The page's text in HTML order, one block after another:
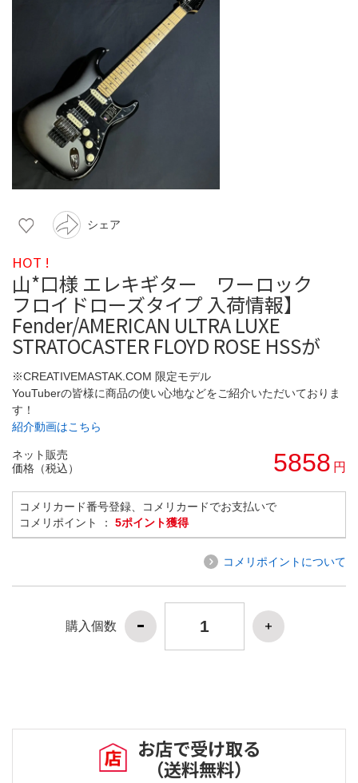
シェア
HOT !
山*口様 エレキギター ワーロック
フロイドローズタイプ 入荷情報】
Fender/AMERICAN ULTRA LUXE
STRATOCASTER FLOYD ROSE HSSが
※CREATIVEMASTAK.COM 限定モデル
YouTuberの皆様に商品の使い心地などをご紹介いただいておりま
す！
紹介動画はこちら
ネット販売
価格（税込）
5858 円
コメリカード番号登録、コメリカードでお支払いで
コメリポイント ： 5ポイント獲得
コメリポイントについて
購入個数
お店で受け取る
（送料無料）